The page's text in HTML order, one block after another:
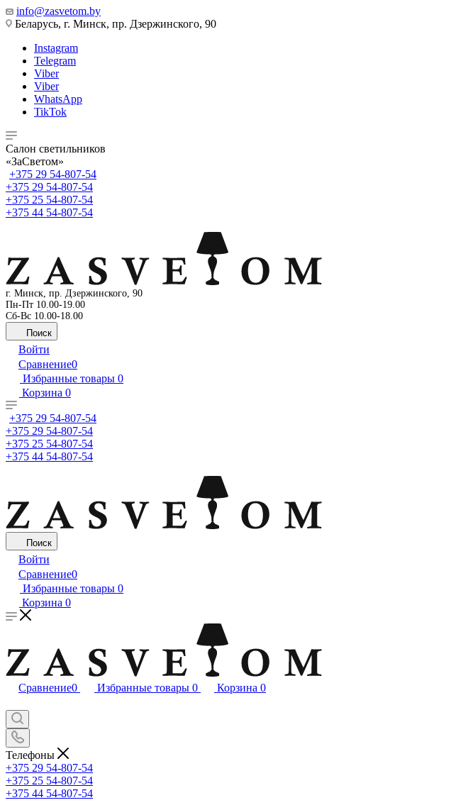
info@zasvetom.by
Беларусь, г. Минск, пр. Дзержинского, 90
Instagram
Telegram
Viber
Viber
WhatsApp
TikTok
Cалон светильников
«ЗаСветом»
+375 29 54-807-54
+375 29 54-807-54
+375 25 54-807-54
+375 44 54-807-54
г. Минск, пр. Дзержинского, 90
Пн-Пт 10.00-19.00
Сб-Вс 10.00-18.00
Поиск
Войти
Сравнение0
Избранные товары 0
Корзина 0
+375 29 54-807-54
+375 29 54-807-54
+375 25 54-807-54
+375 44 54-807-54
Поиск
Войти
Сравнение0
Избранные товары 0
Корзина 0
Сравнение0 Избранные товары 0 Корзина 0
Телефоны
+375 29 54-807-54
+375 25 54-807-54
+375 44 54-807-54